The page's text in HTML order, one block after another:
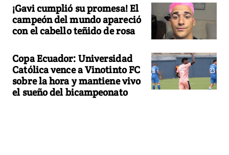
¡Gavi cumplió su promesa! El
campeón del mundo apareció
con el cabello teñido de rosa
Copa Ecuador: Universidad
Católica vence a Vinotinto FC
sobre la hora y mantiene vivo
el sueño del bicampeonato